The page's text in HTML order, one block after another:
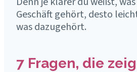
Geschäft gehört, desto
was dazugehört.
7 Fragen, die